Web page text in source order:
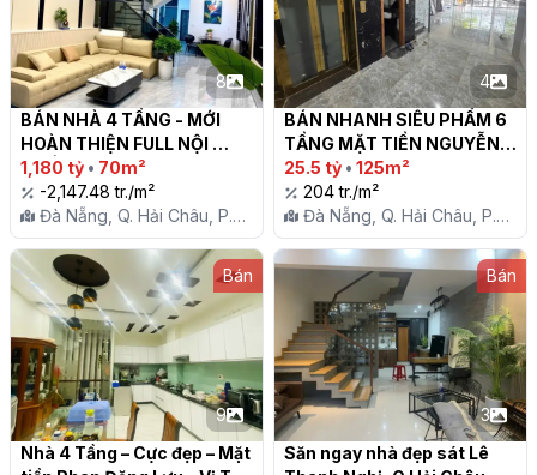
8
BÁN NHÀ 4 TẦNG - MỚI
HOÀN THIỆN FULL NỘI
THẤT -  TRUNG TÂM HOÀ
CƯỜNG
1,180 tỷ • 70m²
-2,147.48 tr./m²
Đà Nẵng, Q. Hải Châu, P.
Hòa Cường Bắc
4
BÁN NHANH SIÊU PHẨM 6
TẦNG MẶT TIỀN NGUYỄN
HỮU THỌ, TRÁI TIM HẢI
CHÂU ĐÀ NẴNG
25.5 tỷ • 125m²
204 tr./m²
Đà Nẵng, Q. Hải Châu, P.
Hòa Cường Bắc
Bán
9
Nhà 4 Tầng – Cực đẹp – Mặt
Bán
3
Săn ngay nhà đẹp sát Lê